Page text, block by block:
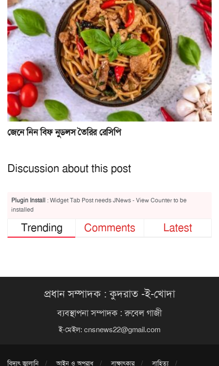
জেনে নিন বিফ নুডলস তৈরির রেসিপি
Discussion about this post
Plugin Install : Widget Tab Post needs JNews - View Counter to be
installed
Trending Comments Latest
প্রধান সম্পাদক : কুদরাত -ই-খোদা
ব্যবস্থাপনা সম্পাদক : রুবেল গাজী
ই-মেইল: cnsnews22@gmail.com
বিদ্যুৎ জ্বালানি আইন ও অপরাধ সাক্ষাৎকার সাহিত্য